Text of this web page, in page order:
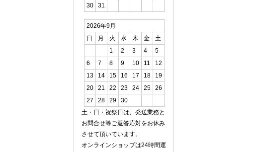
30
31
2026年9月
日
月 火 水 木 金
土
1
2 3 4
5
6
7 8 9 10 11
12
13
14 15 16 17 18
19
20
21 22 23 24 25
26
27
28 29
30
土・日・祝祭日は、発送業務と
お問合せ等ご返答応対をお休み
させて頂いています。
オンラインショップは24時間運